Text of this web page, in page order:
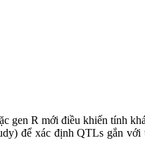
gen R mới điều khiến tính
để xác định QTLs gắn với